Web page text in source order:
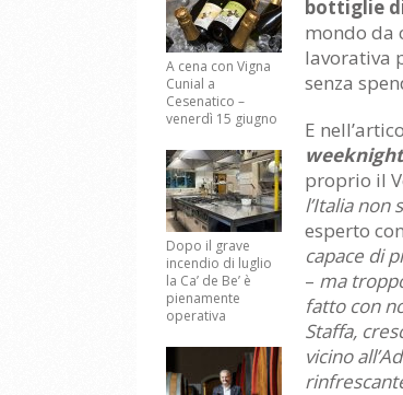
bottiglie
mondo da
lavorativa
senza
E
weeknight
proprio il
l’Italia
esperto
capace di
– ma
fatto con
Staffa,
vicino
A cena con Vigna
Cunial a
Cesenatico –
venerdì 15 giugno
Dopo il grave
incendio di luglio
la Ca’ de Be’ è
pienamente
operativa